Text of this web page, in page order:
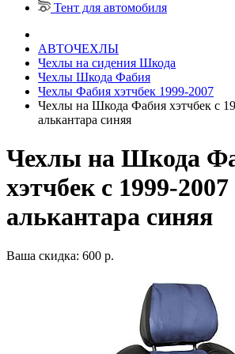
Тент для автомобиля
АВТОЧЕХЛЫ
Чехлы на сидения Шкода
Чехлы Шкода Фабия
Чехлы Фабия хэтчбек 1999-2007
Чехлы на Шкода Фабия хэтчбек с
алькантара синяя
Чехлы на Шкода
хэтчбек с 1999-2007
алькантара синяя
Ваша скидка: 600 р.